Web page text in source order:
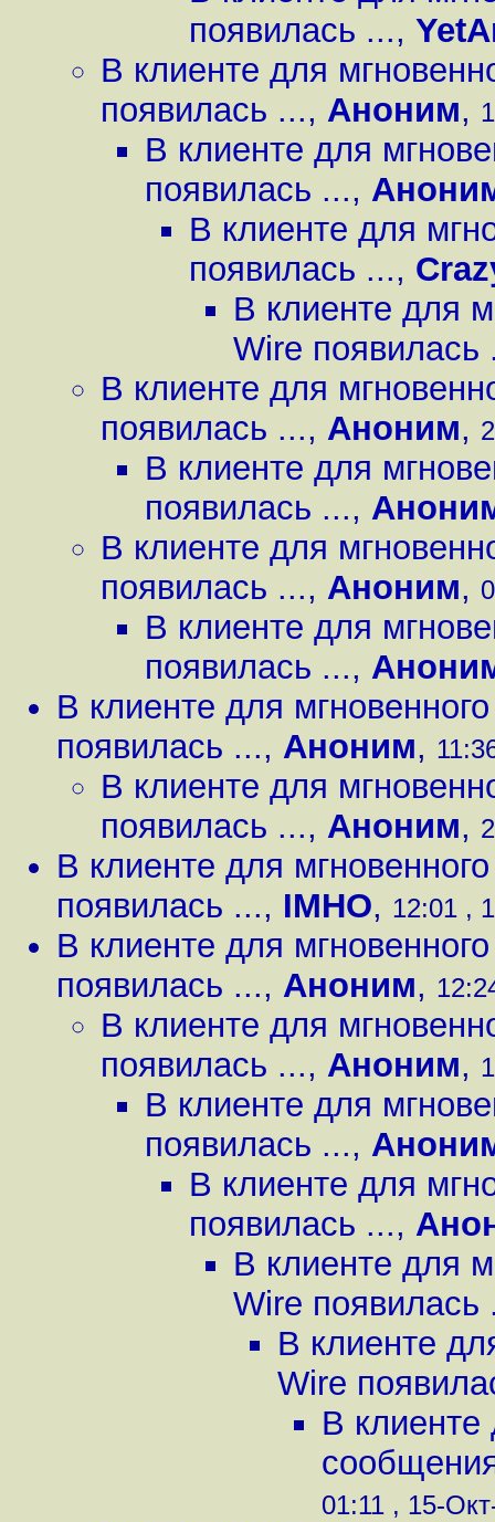
появилась ...,
В клиенте для
появилась ..., Аноним,
В клиенте для
появилась ...,
В клиенте для
появилась ...,
В клиенте для
Wire появилась
В клиенте для
появилась ..., Аноним,
В клиенте для
появилась ...,
В клиенте для
появилась ..., Аноним,
В клиенте для
появилась ...,
В клиенте для
появилась ..., Аноним,
В клиенте для
появилась ..., Аноним,
В клиенте для
появилась ..., IMHO, 12:01 ,
В клиенте для
появилась ..., Аноним,
В клиенте для
появилась ..., Аноним,
В клиенте для
появилась ...,
В клиенте для
появилась ...,
В клиенте для
Wire появилась
В клиенте
Wire
В клиенте
01:11 , 15-